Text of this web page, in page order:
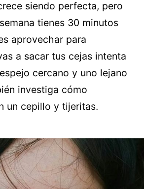
siendo perfecta, pero
tienes 30 minutos
aprovechar para
a sacar tus cejas intenta
cercano y uno lejano
investiga cómo
un cepillo y tijeritas.